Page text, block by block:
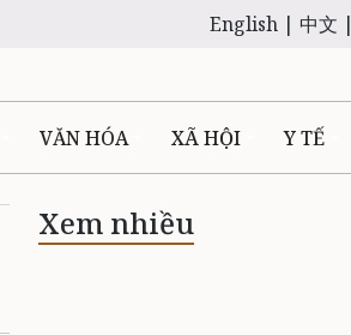
English | 中文 |
VĂN HÓA XÃ HỘI Y TẾ
Xem nhiều